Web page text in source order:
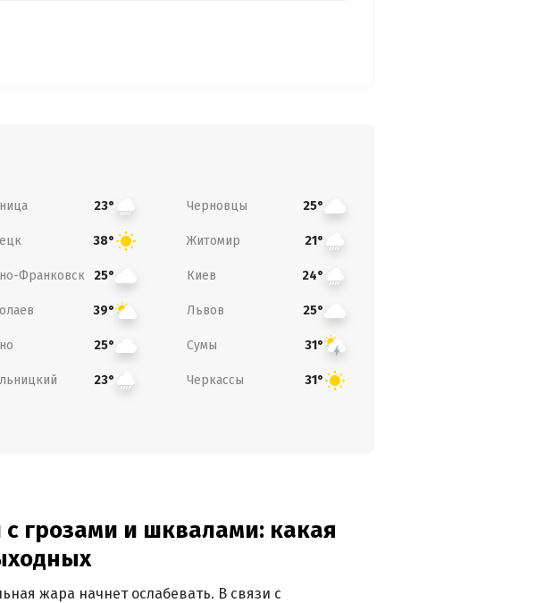
23° Черновцы 25°
38° Житомир 21°
Франковск 25° Киев 24°
39° Львов 25°
25° Сумы 31°
23° Черкассы 31°
грозами и шквалами: какая
жара начнет ослабевать. В связи с